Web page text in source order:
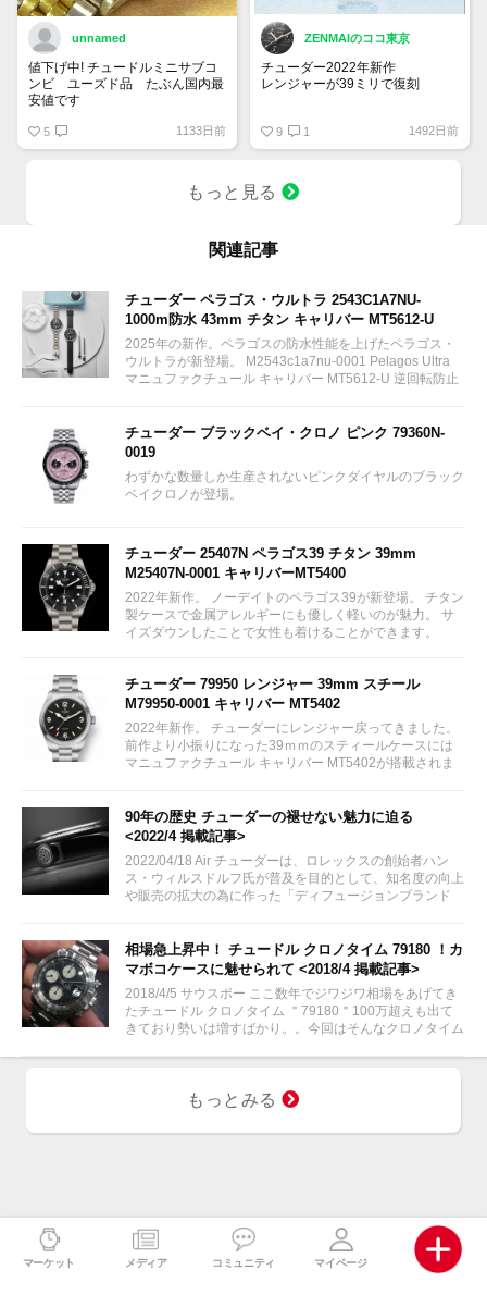
unnamed
値下げ中! チュードルミニサブコ
ンビ ユーズド品 たぶん国内最
安値です
5 1133日前
ZENMAIのココ東京
チューダー2022年新作
レンジャーが39ミリで復刻
0001が347,600円
レザー・ラバーストラップの
ファブリックストラップの
M79950-0003が311,300円
9 1 1492日前
もっと見る
関連記事
チューダー ペラゴス・ウルトラ 2543C1A7NU-
1000m防水 43mm チタン キャリバー MT5612-U
2025年の新作。ペラゴスの防水性能を上げたペラゴス・
ウルトラが新登場。 M2543c1a7nu-0001 Pelagos Ultra
マニュファクチュール キャリバー MT5612-U 逆回転防止
チューダー ブラックベイ・クロノ ピンク 79360N-
0019
わずかな数量しか生産されないピンクダイヤルのブラック
ベイクロノが登場。
チューダー 25407N ペラゴス39 チタン 39mm
M25407N-0001 キャリバーMT5400
2022年新作。 ノーデイトのペラゴス39が新登場。 チタン
製ケースで金属アレルギーにも優しく軽いのが魅力。 サ
イズダウンしたことで女性も着けることができます。
チューダー 79950 レンジャー 39mm スチール
M79950-0001 キャリバー MT5402
2022年新作。 チューダーにレンジャー戻ってきました。
前作より小振りになった39ｍｍのスティールケースには
マニュファクチュール キャリバー MT5402が搭載されま
90年の歴史 チューダーの褪せない魅力に迫る
<2022/4 掲載記事>
2022/04/18 Air チューダーは、ロレックスの創始者ハン
ス・ウィルスドルフ氏が普及を目的として、知名度の向上
や販売の拡大の為に作った「ディフュージョンブランド
相場急上昇中！ チュードル クロノタイム 79180 ！カ
マボコケースに魅せられて <2018/4 掲載記事>
2018/4/5 サウスポー ここ数年でジワジワ相場をあげてき
たチュードル クロノタイム ＂79180＂100万超えも出て
きており勢いは増すばかり。。今回はそんなクロノタイム
もっとみる
マーケット メディア コミュニティ マイページ